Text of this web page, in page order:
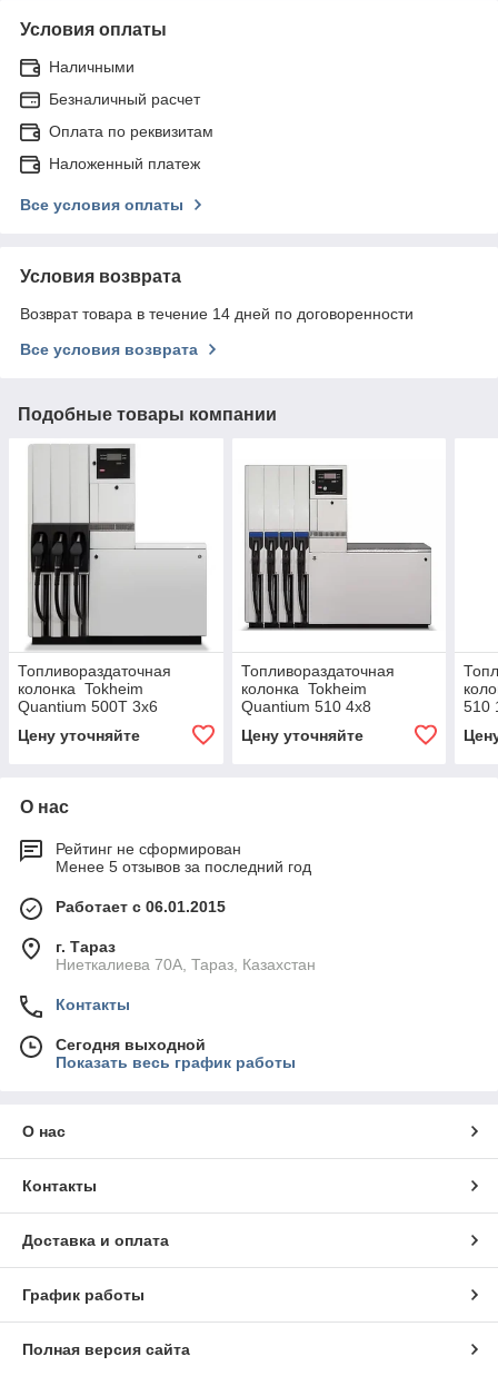
Условия оплаты
Наличными
Безналичный расчет
Оплата по реквизитам
Наложенный платеж
Все условия оплаты
Условия возврата
Возврат товара в течение 14 дней по договоренности
Все условия возврата
Подобные товары компании
Топливораздаточная
колонка Tokheim
Quantium 500T 3х6
Цену уточняйте
Топливораздаточная
колонка Tokheim
Quantium 510 4х8
Цену уточняйте
510
О нас
Рейтинг не сформирован
Менее 5 отзывов за последний год
Работает с 06.01.2015
г. Тараз
Ниеткалиева 70А, Тараз, Казахстан
Контакты
Сегодня выходной
Показать весь график работы
О нас
Контакты
Доставка и оплата
График работы
Полная версия сайта